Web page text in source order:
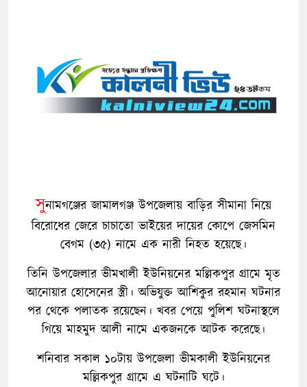
সুনামগঞ্জের জামালগঞ্জ উপজেলায় বাড়ির সীমানা নিয়ে
বিরোধের জেরে চাচাতো ভাইয়ের দায়ের কোপে জেসমিন
বেগম (৩৫) নামে এক নারী নিহত হয়েছে।
তিনি উপজেলার ভীমখালী ইউনিয়নের মল্লিকপুর গ্রামে মৃত
আনোয়ার হোসেনের স্ত্রী। অভিযুক্ত আশিকুর রহমান ঘটনার
পর থেকে পলাতক রয়েছেন। খবর পেয়ে পুলিশ ঘটনাস্থলে
গিয়ে মাহমুদ আলী নামে একজনকে আটক করেছে।
শনিবার সকাল ১০টায় উপজেলা ভীমকালী ইউনিয়নের
মল্লিকপুর গ্রামে এ ঘটনাটি ঘটে।